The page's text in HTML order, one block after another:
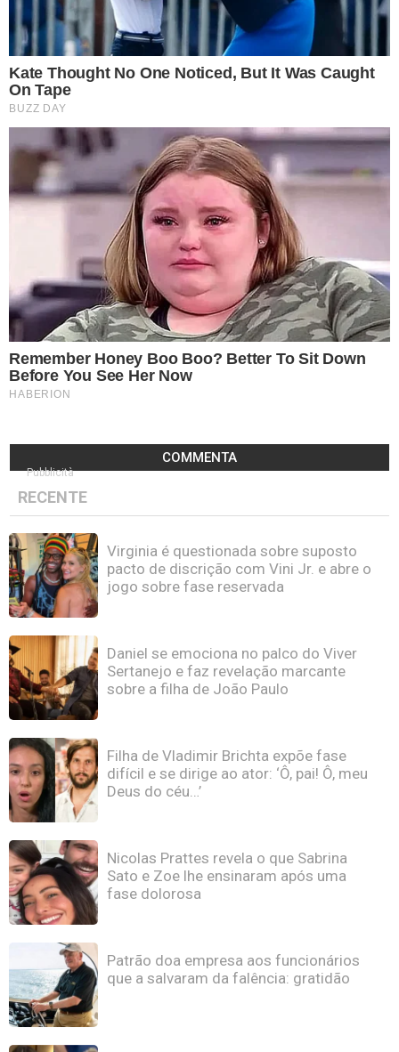
COMMENTA
Pubblicità
RECENTE
Virginia é questionada sobre suposto
pacto de discrição com Vini Jr. e abre o
jogo sobre fase reservada
Daniel se emociona no palco do Viver
Sertanejo e faz revelação marcante
sobre a filha de João Paulo
Filha de Vladimir Brichta expõe fase
difícil e se dirige ao ator: ‘Ô, pai! Ô, meu
Deus do céu…’
Nicolas Prattes revela o que Sabrina
Sato e Zoe lhe ensinaram após uma
fase dolorosa
Patrão doa empresa aos funcionários
que a salvaram da falência: gratidão